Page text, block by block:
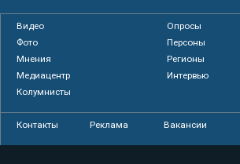
Видео
Опросы
Фото
Персоны
Мнения
Регионы
Медиацентр
Интервью
Колумнисты
Контакты Реклама Вакансии